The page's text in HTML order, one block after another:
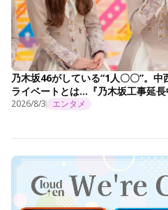
乃木坂46がしている“1人〇〇”。
ライベートとは…『乃木坂工事延
2026/8/3 エンタメ